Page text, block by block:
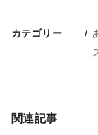
カテゴリー
関連記事